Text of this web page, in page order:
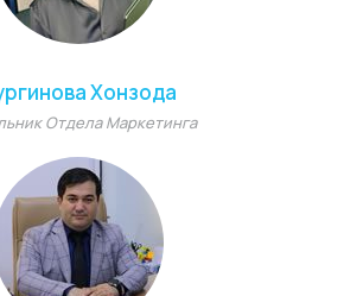
Хонзода
Отдела Маркетинга